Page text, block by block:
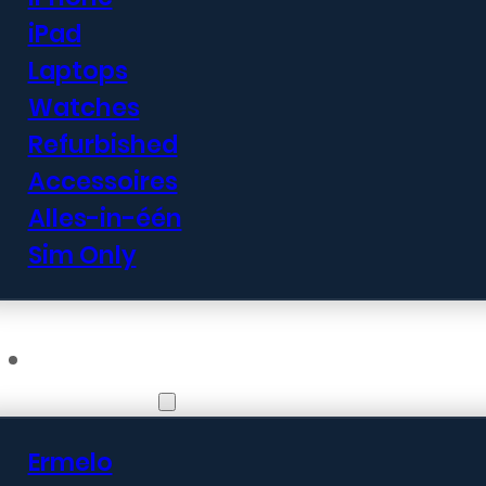
iPad
Laptops
Watches
Refurbished
Accessoires
Alles-in-één
Sim Only
Ermelo
Klaar om je iPad te laten
onze vestiging. Bij iDevice+
mogelijk weer tot leven te